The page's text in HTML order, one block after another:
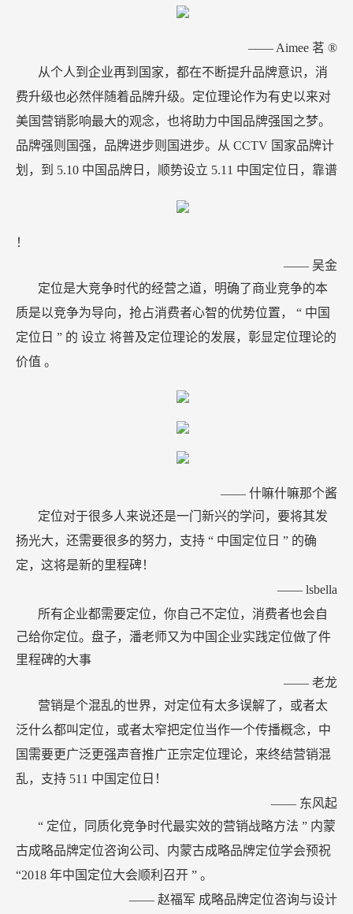
—— Aimee 茗 ®
从个人到企业再到国家，都在不断提升品牌意识，消
费升级也必然伴随着品牌升级。定位理论作为有史以来对
美国营销影响最大的观念，也将助力中国品牌强国之梦。
品牌强则国强，品牌进步则国进步。从 CCTV 国家品牌计
划，到 5.10 中国品牌日，顺势设立 5.11 中国定位日，靠谱
！
—— 吴金
定位是大竞争时代的经营之道，明确了商业竞争的本
质是以竞争为导向，抢占消费者心智的优势位置， “ 中国
定位日 ” 的 设立 将普及定位理论的发展，彰显定位理论的
价值 。
—— 什嘛什嘛那个酱
定位对于很多人来说还是一门新兴的学问，要将其发
扬光大，还需要很多的努力，支持 “ 中国定位日 ” 的确
定，这将是新的里程碑！
—— lsbella
所有企业都需要定位，你自己不定位，消费者也会自
己给你定位。盘子，潘老师又为中国企业实践定位做了件
里程碑的大事
—— 老龙
营销是个混乱的世界，对定位有太多误解了，或者太
泛什么都叫定位，或者太窄把定位当作一个传播概念，中
国需要更广泛更强声音推广正宗定位理论，来终结营销混
乱，支持 511 中国定位日！
—— 东风起
“ 定位，同质化竞争时代最实效的营销战略方法 ” 内蒙
古成略品牌定位咨询公司、内蒙古成略品牌定位学会预祝
“2018 年中国定位大会顺利召开 ” 。
—— 赵福军 成略品牌定位咨询与设计